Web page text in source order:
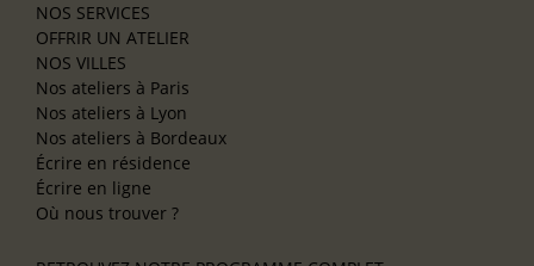
NOS SERVICES
OFFRIR UN ATELIER
NOS VILLES
Nos ateliers à Paris
Nos ateliers à Lyon
Nos ateliers à Bordeaux
Écrire en résidence
Écrire en ligne
Où nous trouver ?